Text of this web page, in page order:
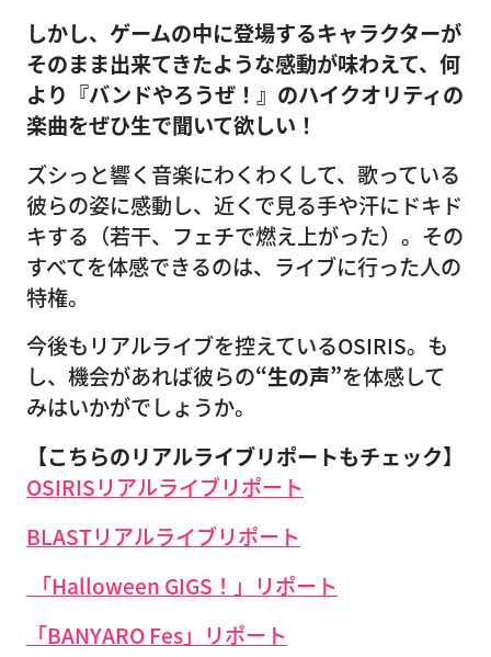
しかし、ゲームの中に登場するキャラクターが
そのまま出来てきたような感動が味わえて、何
より『バンドやろうぜ！』のハイクオリティの
楽曲をぜひ生で聞いて欲しい！
ズシっと響く音楽にわくわくして、歌っている
彼らの姿に感動し、近くで見る手や汗にドキド
キする（若干、フェチで燃え上がった）。その
すべてを体感できるのは、ライブに行った人の
特権。
今後もリアルライブを控えているOSIRIS。も
し、機会があれば彼らの“生の声”を体感して
みはいかがでしょうか。
【こちらのリアルライブリポートもチェック】
OSIRISリアルライブリポート
BLASTリアルライブリポート
「Halloween GIGS！」リポート
「BANYARO Fes」リポート